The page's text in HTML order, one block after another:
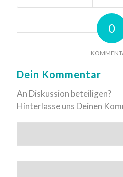
0
Dein Kommentar
An Diskussion beteiligen?
Hinterlasse uns Deinen